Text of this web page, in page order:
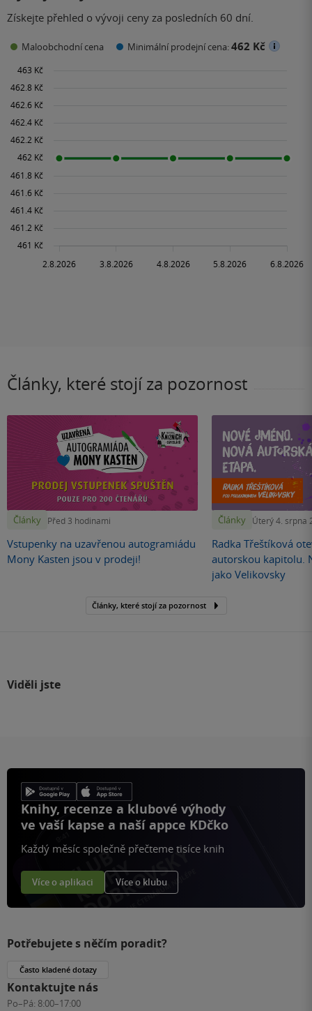
Získejte přehled o vývoji ceny za posledních 60 dní.
Maloobchodní cena Minimální prodejní cena:462 Kč
Články, které stojí za pozornost
Články Před 3 hodinami
Vstupenky na uzavřenou autogramiádu
Mony Kasten jsou v prodeji!
Články Úterý 4. srpna
Radka Třeštíková
autorskou kapitolu.
jako Velikovsky
Články, které stojí za pozornost
Viděli jste
Knihy, recenze a klubové výhody
ve vaší kapse a naší appce KDčko
Každý měsíc společně přečteme tisíce knih
Více o aplikaci Více o klubu
Potřebujete s něčím poradit?
Často kladené dotazy
Kontaktujte nás
Po–Pá: 8:00–17:00